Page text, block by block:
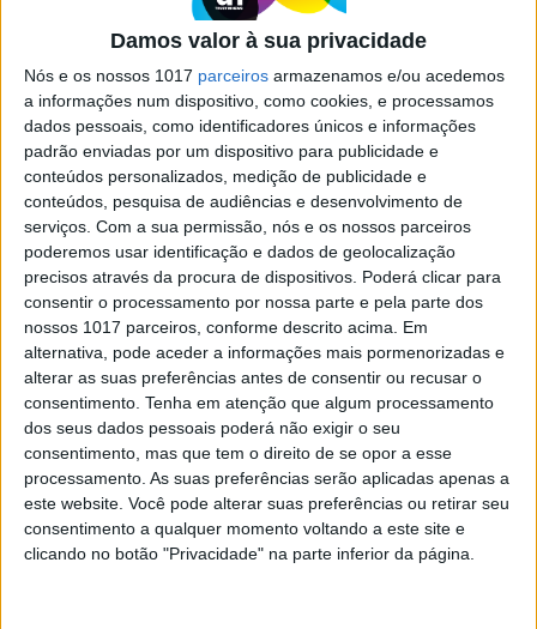
Damos valor à sua privacidade
Nós e os nossos 1017 parceiros armazenamos e/ou acedemos
a informações num dispositivo, como cookies, e processamos
dados pessoais, como identificadores únicos e informações
padrão enviadas por um dispositivo para publicidade e
conteúdos personalizados, medição de publicidade e
conteúdos, pesquisa de audiências e desenvolvimento de
serviços. Com a sua permissão, nós e os nossos parceiros
poderemos usar identificação e dados de geolocalização
precisos através da procura de dispositivos. Poderá clicar para
consentir o processamento por nossa parte e pela parte dos
nossos 1017 parceiros, conforme descrito acima. Em
alternativa, pode aceder a informações mais pormenorizadas e
alterar as suas preferências antes de consentir ou recusar o
consentimento. Tenha em atenção que algum processamento
dos seus dados pessoais poderá não exigir o seu
consentimento, mas que tem o direito de se opor a esse
processamento. As suas preferências serão aplicadas apenas a
este website. Você pode alterar suas preferências ou retirar seu
consentimento a qualquer momento voltando a este site e
clicando no botão "Privacidade" na parte inferior da página.
EXAME INFORMÁTICA EXCLUSIVO
Como usar o ChatGPT para fazer em
minutos o que demorava horas
Neste guia dizemos-lhe a melhor forma de usar o
ChatGPT para planear a sua semana, fazer
resumos de forma simples e aprimorar os textos
que precisa de escrever em inglês
Exame Informática